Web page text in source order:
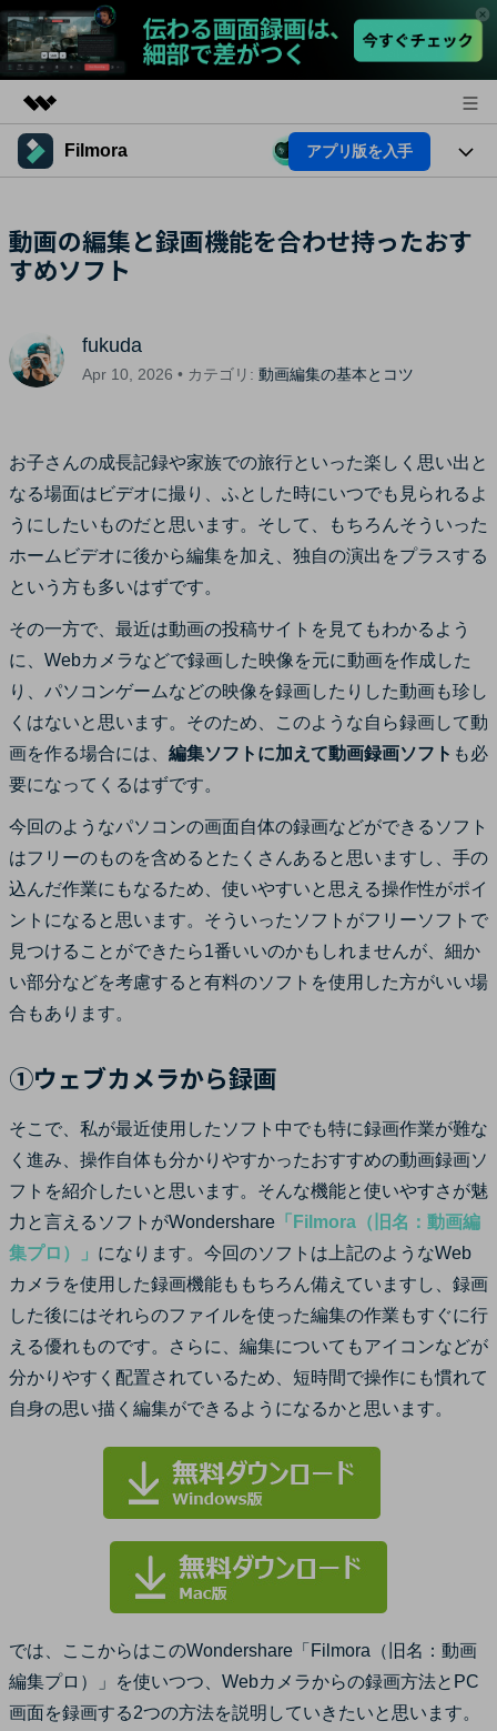
製品
ユーティリティ
概要
ソリューション
企業情報
サポート
Filmora アプリ版を入手
プラットフォーム
AI機能
AIヒント
活用法
Filmoraのユーザー層
動画編集のコツ
サポート
サポート
カスタマーサポート
購入する ログイン
検索
動画の編集と録画機能を合わせ持ったおす
すめソフト
fukuda
Apr 10, 2026 • カテゴリ: 動画編集の基本とコツ
お子さんの成長記録や家族での旅行といった楽しく思い出と
なる場面はビデオに撮り、ふとした時にいつでも見られるよ
うにしたいものだと思います。そして、もちろんそういった
ホームビデオに後から編集を加え、独自の演出をプラスする
という方も多いはずです。
その一方で、最近は動画の投稿サイトを見てもわかるよう
に、Webカメラなどで録画した映像を元に動画を作成した
り、パソコンゲームなどの映像を録画したりした動画も珍し
くはないと思います。そのため、このような自ら録画して動
画を作る場合には、 編集ソフトに加えて動画録画ソフト も必
要になってくるはずです。
今回のようなパソコンの画面自体の録画などができるソフト
はフリーのものを含めるとたくさんあると思いますし、手の
込んだ作業にもなるため、使いやすいと思える操作性がポイ
ントになると思います。そういったソフトがフリーソフトで
見つけることができたら1番いいのかもしれませんが、細か
い部分などを考慮すると有料のソフトを使用した方がいい場
合もあります。
①ウェブカメラから録画
そこで、私が最近使用したソフト中でも特に録画作業が難な
く進み、操作自体も分かりやすかったおすすめの動画録画ソ
フトを紹介したいと思います。そんな機能と使いやすさが魅
力と言えるソフトがWondershare 「Filmora（旧名：動画編
集プロ）」 になります。今回のソフトは上記のようなWeb
カメラを使用した録画機能ももちろん備えていますし、録画
した後にはそれらのファイルを使った編集の作業もすぐに行
える優れものです。さらに、編集についてもアイコンなどが
分かりやすく配置されているため、短時間で操作にも慣れて
自身の思い描く編集ができるようになるかと思います。
では、ここからはこのWondershare「Filmora（旧名：動画
編集プロ）」を使いつつ、Webカメラからの録画方法とPC
画面を録画する2つの方法を説明していきたいと思います。